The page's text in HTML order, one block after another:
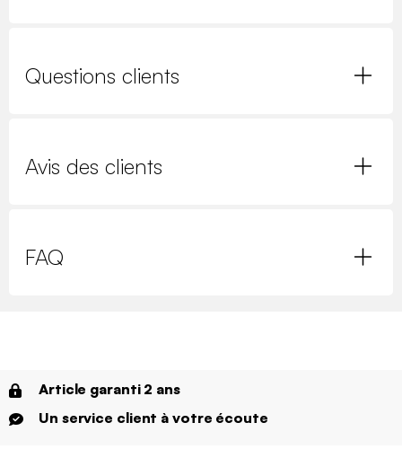
Questions clients
Avis des clients
FAQ
Article garanti 2 ans
Un service client à votre écoute